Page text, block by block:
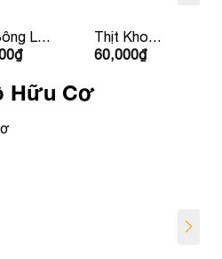
Lau
₫
Thịt Kho
Dưa
60,000₫
Hữu Cơ